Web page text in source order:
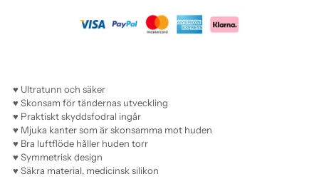
♥ Ultratunn och säker
♥ Skonsam för tändernas utveckling
♥ Praktiskt skyddsfodral ingår
♥ Mjuka kanter som är skonsamma mot huden
♥ Bra luftflöde håller huden torr
♥ Symmetrisk design
♥ Säkra material, medicinsk silikon